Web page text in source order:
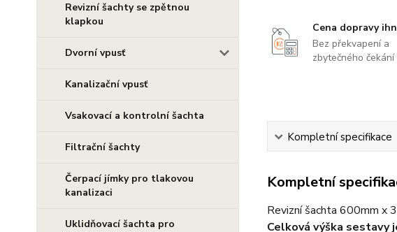
Revizní šachty se zpětnou
klapkou
Dvorní vpusť
Kanalizační vpusť
Vsakovací a kontrolní šachta
Filtrační šachty
Čerpací jímky pro tlakovou
kanalizaci
Uklidňovací šachta pro
Cena dopravy
Bez překvapení a
zbytečného čekání
Kompletní specifikace
Kompletní
Revizní šachta 600mm x
Celková výška sestavy